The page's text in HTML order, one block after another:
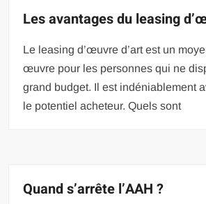
Les avantages du leasing
Le leasing d’œuvre d’art est un
œuvre pour les personnes qui ne
grand budget. Il est indéniablement
le potentiel acheteur. Quels sont
Quand s’arrête l’AAH ?